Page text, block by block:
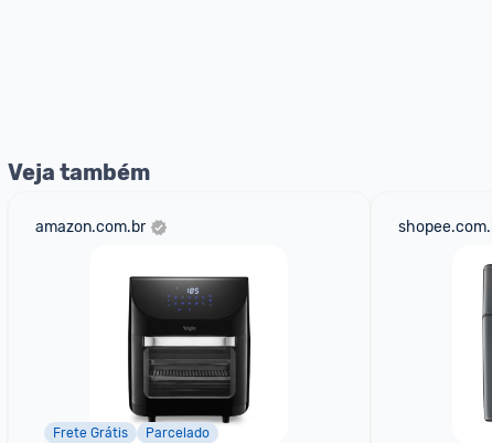
Veja também
amazon.com.br
Frete Grátis Parcelado